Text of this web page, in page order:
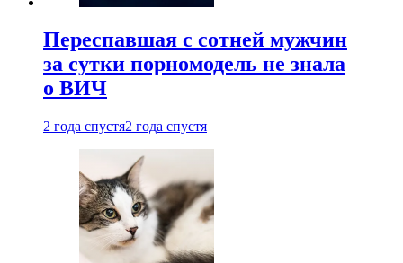
Переспавшая с сотней мужчин
за сутки порномодель не знала
о ВИЧ
2 года спустя2 года спустя